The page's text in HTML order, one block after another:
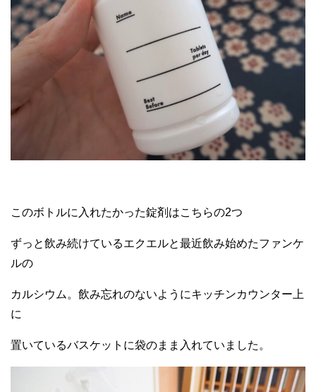
このボトルに入れたかった錠剤はこちらの2つ
ずっと飲み続けているエクエルと最近飲み始めたファンケ
ルの
カルシウム。飲み忘れのないようにキッチンカウンター上
に
置いているバスケットに袋のまま入れていました。